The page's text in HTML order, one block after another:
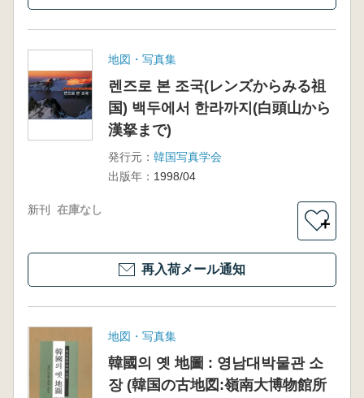
地図・写真集
렌즈로 본 조국(レンズからみる祖
国) 백두에서 한라까지(白頭山から
漢拏まで)
発行元： 韓国写真学会
出版年： 1998/04
新刊 在庫なし
＋
再入荷メール通知
地図・写真集
韓國의 옛 地圖 : 영남대박물관 소
장 (韓国の古地図:嶺南大博物館所